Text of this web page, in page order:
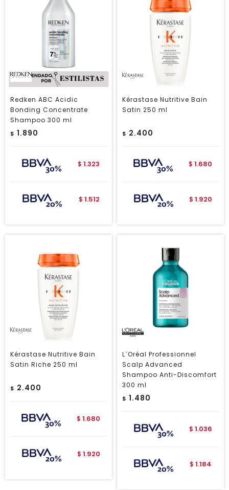
Redken ABC Acidic
Bonding Concentrate
Shampoo 300 ml
$ 1.890
$ 1.323
$ 1.512
Kérastase Nutritive Bain
Satin 250 ml
$ 2.400
$ 1.680
$ 1.920
Kérastase Nutritive Bain
Satin Riche 250 ml
$ 2.400
$ 1.680
$ 1.920
L´Oréal Professionnel
Scalp Advanced
Shampoo Anti-Discomfort
300 ml
$ 1.480
$ 1.036
$ 1.184